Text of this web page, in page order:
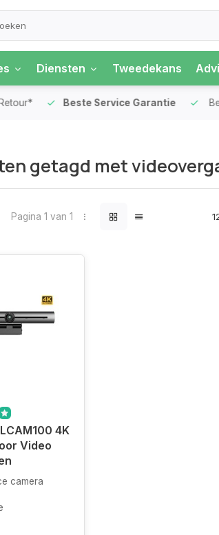
Diensten Tweedekans
Beste Service Garantie
getagd met
Pagina 1 van 1
4K
Video
camera